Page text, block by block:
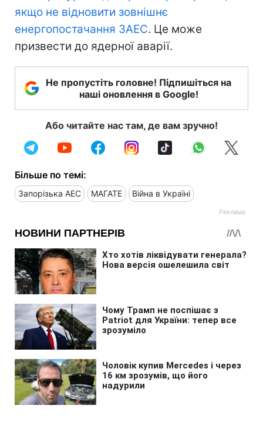
якщо не відновити зовнішнє
енергопостачання ЗАЕС. Це може
призвести до ядерної аварії.
Не пропустіть головне! Підпишіться на
наші оновлення в Google!
Або читайте нас там, де вам зручно!
Більше по темі:
Запорізька АЕС МАГАТЕ Війна в Україні